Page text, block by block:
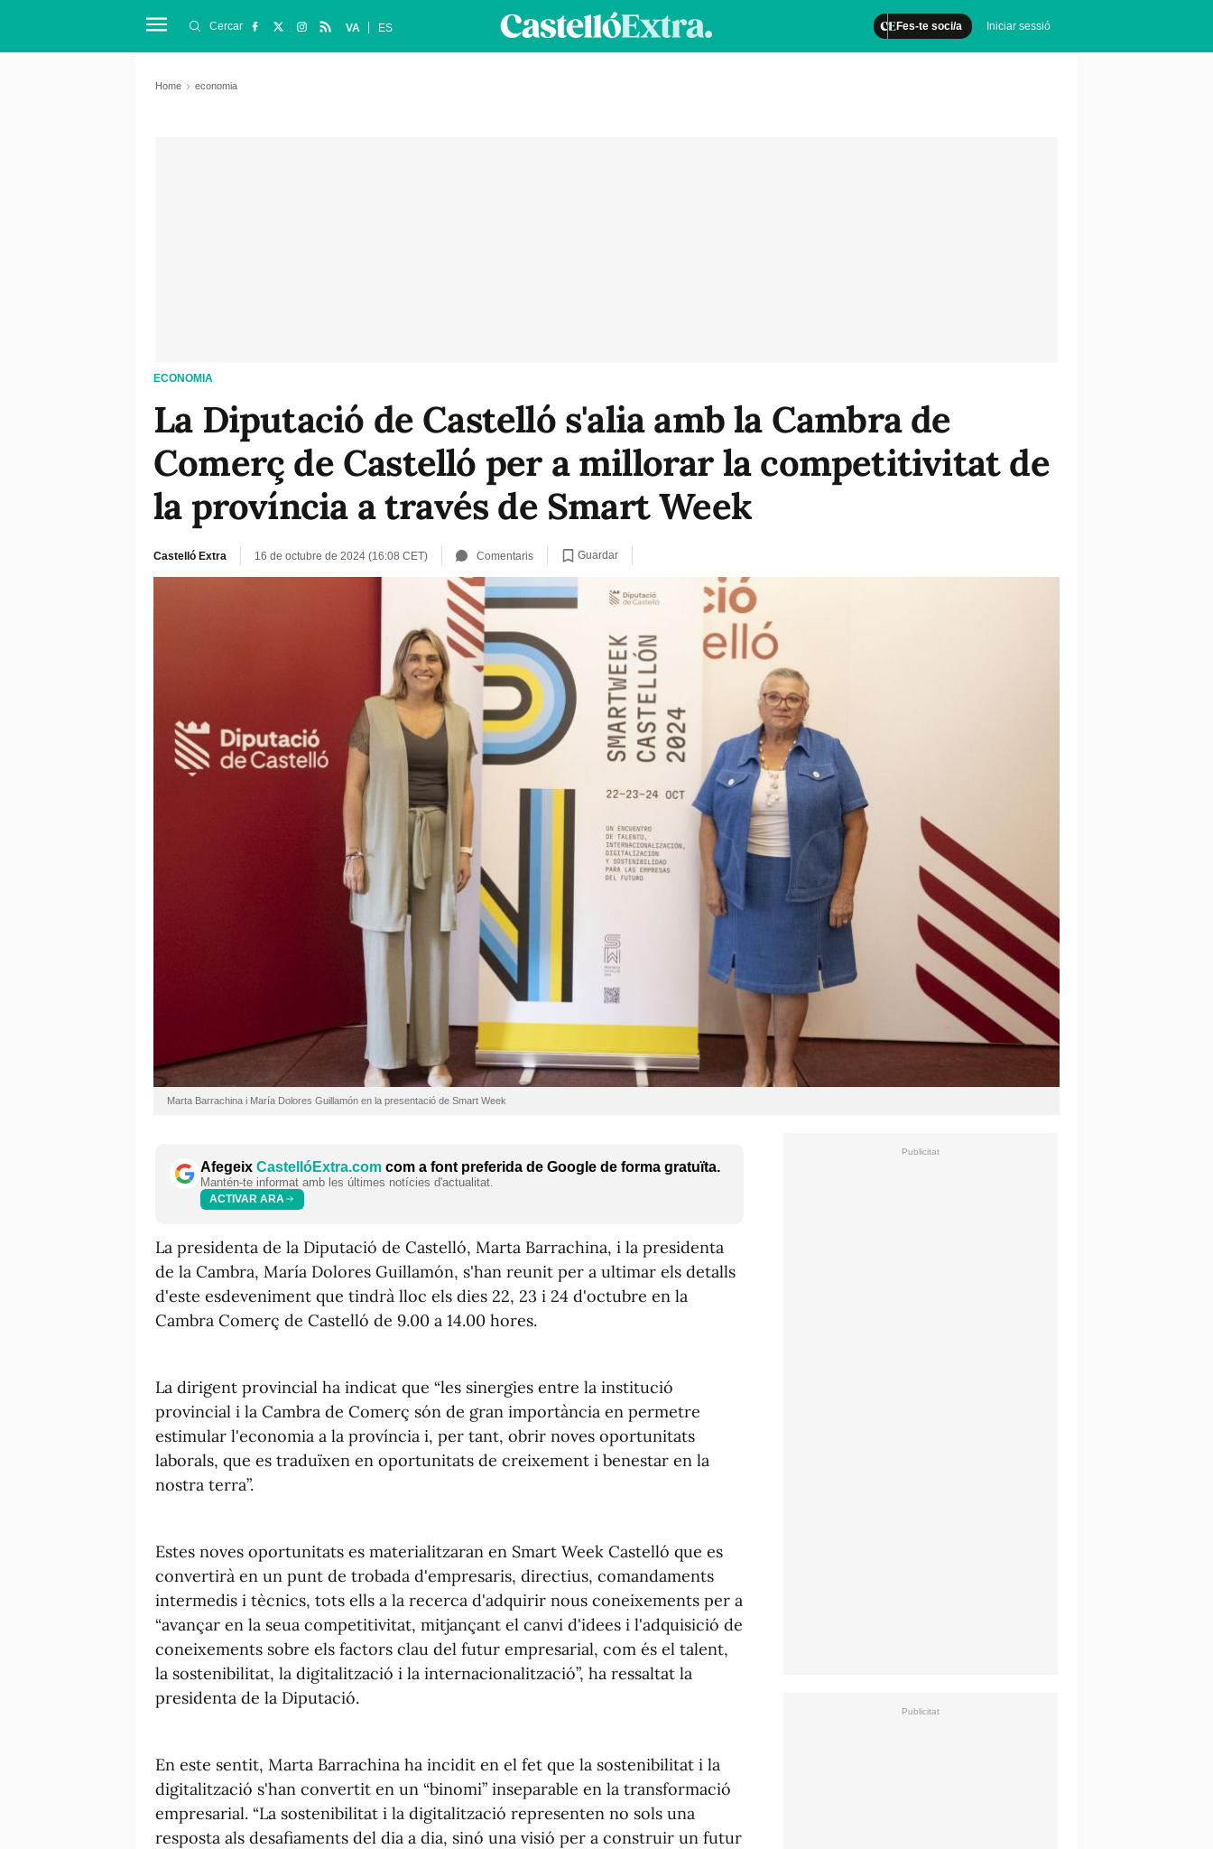
Fes-te soci/a Iniciar sessió
Cercar VA ES
Home economia
ECONOMIA
La Diputació de Castelló s'alia amb la Cambra de
Comerç de Castelló per a millorar la competitivitat de
la província a través de Smart Week
Castelló Extra 16 de octubre de 2024 (16:08 CET) Comentaris Guardar
Marta Barrachina i María Dolores Guillamón en la presentació de Smart Week
Afegeix CastellóExtra.com com a font preferida de Google de forma gratuïta.
Mantén-te informat amb les últimes notícies d'actualitat.
ACTIVAR ARA
La presidenta de la Diputació de Castelló, Marta Barrachina, i la presidenta
de la Cambra, María Dolores Guillamón, s'han reunit per a ultimar els detalls
d'este esdeveniment que tindrà lloc els dies 22, 23 i 24 d'octubre en la
Cambra Comerç de Castelló de 9.00 a 14.00 hores.
La dirigent provincial ha indicat que “les sinergies entre la institució
provincial i la Cambra de Comerç són de gran importància en permetre
estimular l'economia a la província i, per tant, obrir noves oportunitats
laborals, que es traduïxen en oportunitats de creixement i benestar en la
nostra terra”.
Estes noves oportunitats es materialitzaran en Smart Week Castelló que es
convertirà en un punt de trobada d'empresaris, directius, comandaments
intermedis i tècnics, tots ells a la recerca d'adquirir nous coneixements per a
“avançar en la seua competitivitat, mitjançant el canvi d'idees i l'adquisició de
coneixements sobre els factors clau del futur empresarial, com és el talent,
la sostenibilitat, la digitalització i la internacionalització”, ha ressaltat la
presidenta de la Diputació.
En este sentit, Marta Barrachina ha incidit en el fet que la sostenibilitat i la
digitalització s'han convertit en un “binomi” inseparable en la transformació
empresarial. “La sostenibilitat i la digitalització representen no sols una
resposta als desafiaments del dia a dia, sinó una visió per a construir un futur